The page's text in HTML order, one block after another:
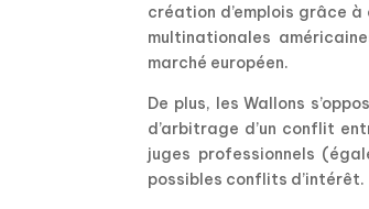
création d’emplois grâce
multinationales
marché européen.
De plus, les Wallons
d’arbitrage d’un conflit
juges professionnels
possibles conflits d’intérêt.